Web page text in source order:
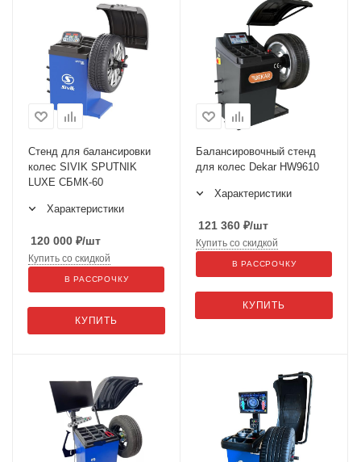
Стенд для балансировки
колес SIVIK SPUTNIK
LUXE СБМК-60
Характеристики
120 000 ₽/шт
КУПИТЬ
Купить со скидкой
В РАССРОЧКУ
Балансировочный стенд
для колес Dekar HW9610
Характеристики
121 360 ₽/шт
КУПИТЬ
Купить со скидкой
В РАССРОЧКУ